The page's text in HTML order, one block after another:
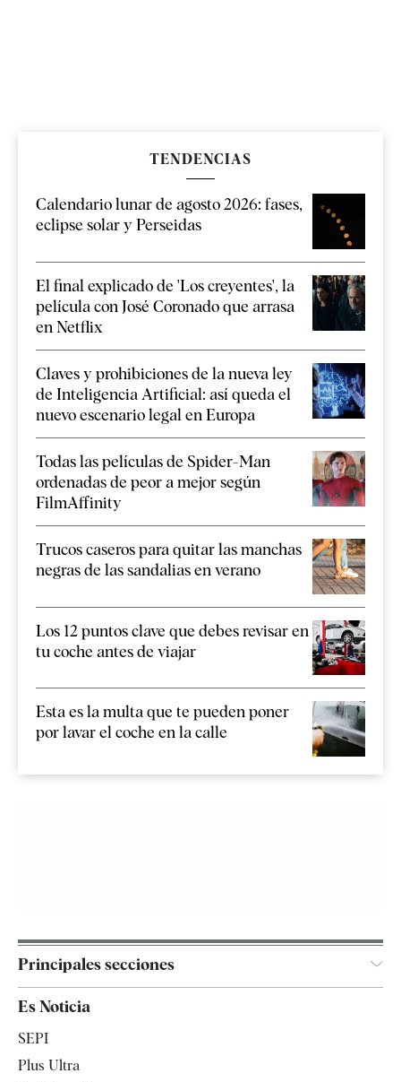
TENDENCIAS
Calendario lunar de agosto 2026: fases,
eclipse solar y Perseidas
El final explicado de 'Los creyentes', la
película con José Coronado que arrasa
en Netflix
Claves y prohibiciones de la nueva ley
de Inteligencia Artificial: así queda el
nuevo escenario legal en Europa
Todas las películas de Spider-Man
ordenadas de peor a mejor según
FilmAffinity
Trucos caseros para quitar las manchas
negras de las sandalias en verano
Los 12 puntos clave que debes revisar en
tu coche antes de viajar
Esta es la multa que te pueden poner
por lavar el coche en la calle
Principales secciones
Es Noticia
SEPI
Plus Ultra